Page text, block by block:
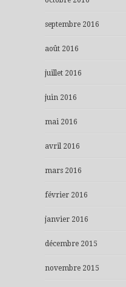
septembre 2016
août 2016
juillet 2016
juin 2016
mai 2016
avril 2016
mars 2016
février 2016
janvier 2016
décembre 2015
novembre 2015